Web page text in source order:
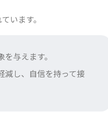
います。
与えます。
減し、自信を持って接